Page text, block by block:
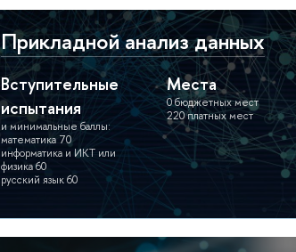
Прикладной анализ данных
Вступительные
испытания
и минимальные баллы:
математика 70
информатика и ИКТ или
физика 60
русский язык 60
Места
0 бюджетных мест
220 платных мест